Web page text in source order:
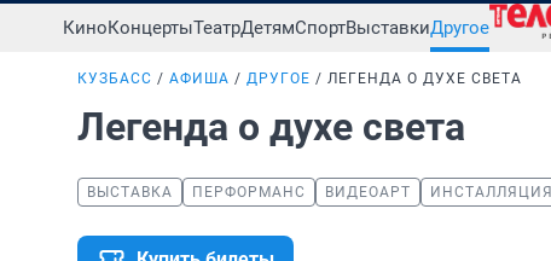
КиноКонцертыТеатрДетямСпортВыставкиДругое
КУЗБАСС АФИША ДРУГОЕ ЛЕГЕНДА О ДУХЕ СВЕТА
Легенда о духе света
ВЫСТАВКА ПЕРФОРМАНС ВИДЕОАРТ ИНСТАЛЛЯЦИЯ